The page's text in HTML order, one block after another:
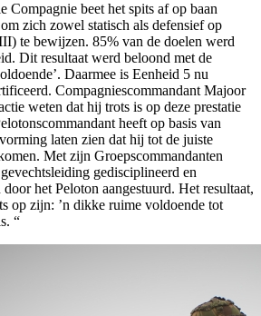
Compagnie beet het spits af op baan
zich zowel statisch als defensief op
te bewijzen. 85% van de doelen werd
Dit resultaat werd beloond met de
Daarmee is Eenheid 5 nu
Compagniescommandant Majoor
weten dat hij trots is op deze prestatie
heeft op basis van
laten zien dat hij tot de juiste
Met zijn Groepscommandanten
gedisciplineerd en
het Peloton aangestuurd. Het resultaat,
op zijn: ’n dikke ruime voldoende tot
“